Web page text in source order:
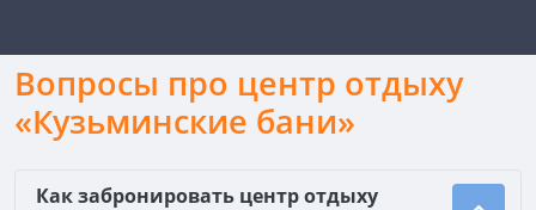
Вопросы про центр отдыху
«Кузьминские бани»
Как забронировать центр отдыху